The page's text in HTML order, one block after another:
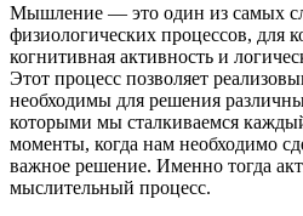
Мышление — это один из самых
физиологических процессов, для
когнитивная активность и
Этот процесс позволяет
необходимы для решения
которыми мы сталкиваемся
моменты, когда нам необходимо
важное решение. Именно тогда
мыслительный процесс.